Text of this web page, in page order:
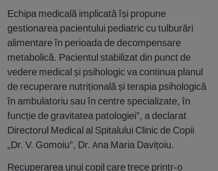
Echipa medicală implicată își propune
gestionarea pacientului pediatric cu tulburări
alimentare în perioada de decompensare
metabolică. Pacientul stabilizat din punct de
vedere medical și psihologic va continua planul
de recuperare nutrițională și terapia psihologică
în ambulatoriu sau în centre specializate, în
funcție de gravitatea patologiei”, a declarat
Directorul Medical al Spitalului Clinic de Copii
„Dr. V. Gomoiu”, Dr. Ana Maria Davițoiu.
Recuperarea unui copil care trece printr-o